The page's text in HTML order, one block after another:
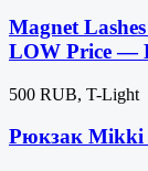
Magnet
LOW Price —
500 RUB, T-Light
Рюкзак